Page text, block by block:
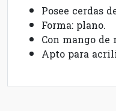
Posee cerdas
Forma: plano.
Con mango de
Apto para